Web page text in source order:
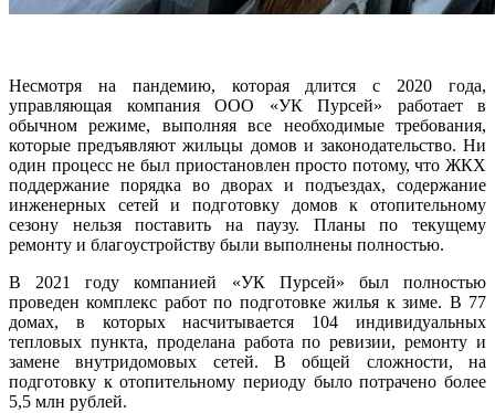
Несмотря на пандемию, которая длится с 2020 года,
управляющая компания ООО «УК Пурсей» работает в
обычном режиме, выполняя все необходимые требования,
которые предъявляют жильцы домов и законодательство. Ни
один процесс не был приостановлен просто потому, что ЖКХ
поддержание порядка во дворах и подъездах, содержание
инженерных сетей и подготовку домов к отопительному
сезону нельзя поставить на паузу. Планы по текущему
ремонту и благоустройству были выполнены полностью.
В 2021 году компанией «УК Пурсей» был полностью
проведен комплекс работ по подготовке жилья к зиме. В 77
домах, в которых насчитывается 104 индивидуальных
тепловых пункта, проделана работа по ревизии, ремонту и
замене внутридомовых сетей. В общей сложности, на
подготовку к отопительному периоду было потрачено более
5,5 млн рублей.